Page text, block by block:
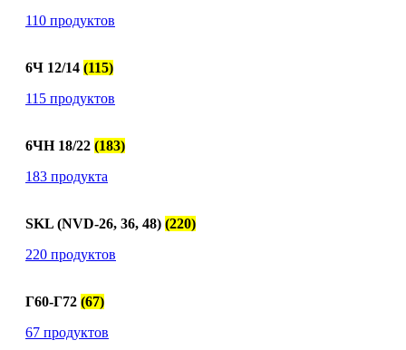
110 продуктов
6Ч 12/14 (115)
115 продуктов
6ЧН 18/22 (183)
183 продукта
SKL (NVD-26, 36, 48) (220)
220 продуктов
Г60-Г72 (67)
67 продуктов